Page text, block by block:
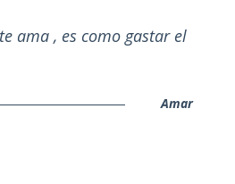
ama , es como gastar el
Amar